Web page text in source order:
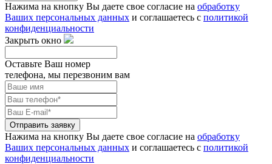
Нажима на кнопку Вы даете свое согласие на обработку
Ваших персональных данных и соглашаетесь с политикой
конфиденциальности
Закрыть окно
Оставьте Ваш номер
телефона, мы перезвоним вам
Отправить заявку
Нажима на кнопку Вы даете свое согласие на обработку
Ваших персональных данных и соглашаетесь с политикой
конфиденциальности